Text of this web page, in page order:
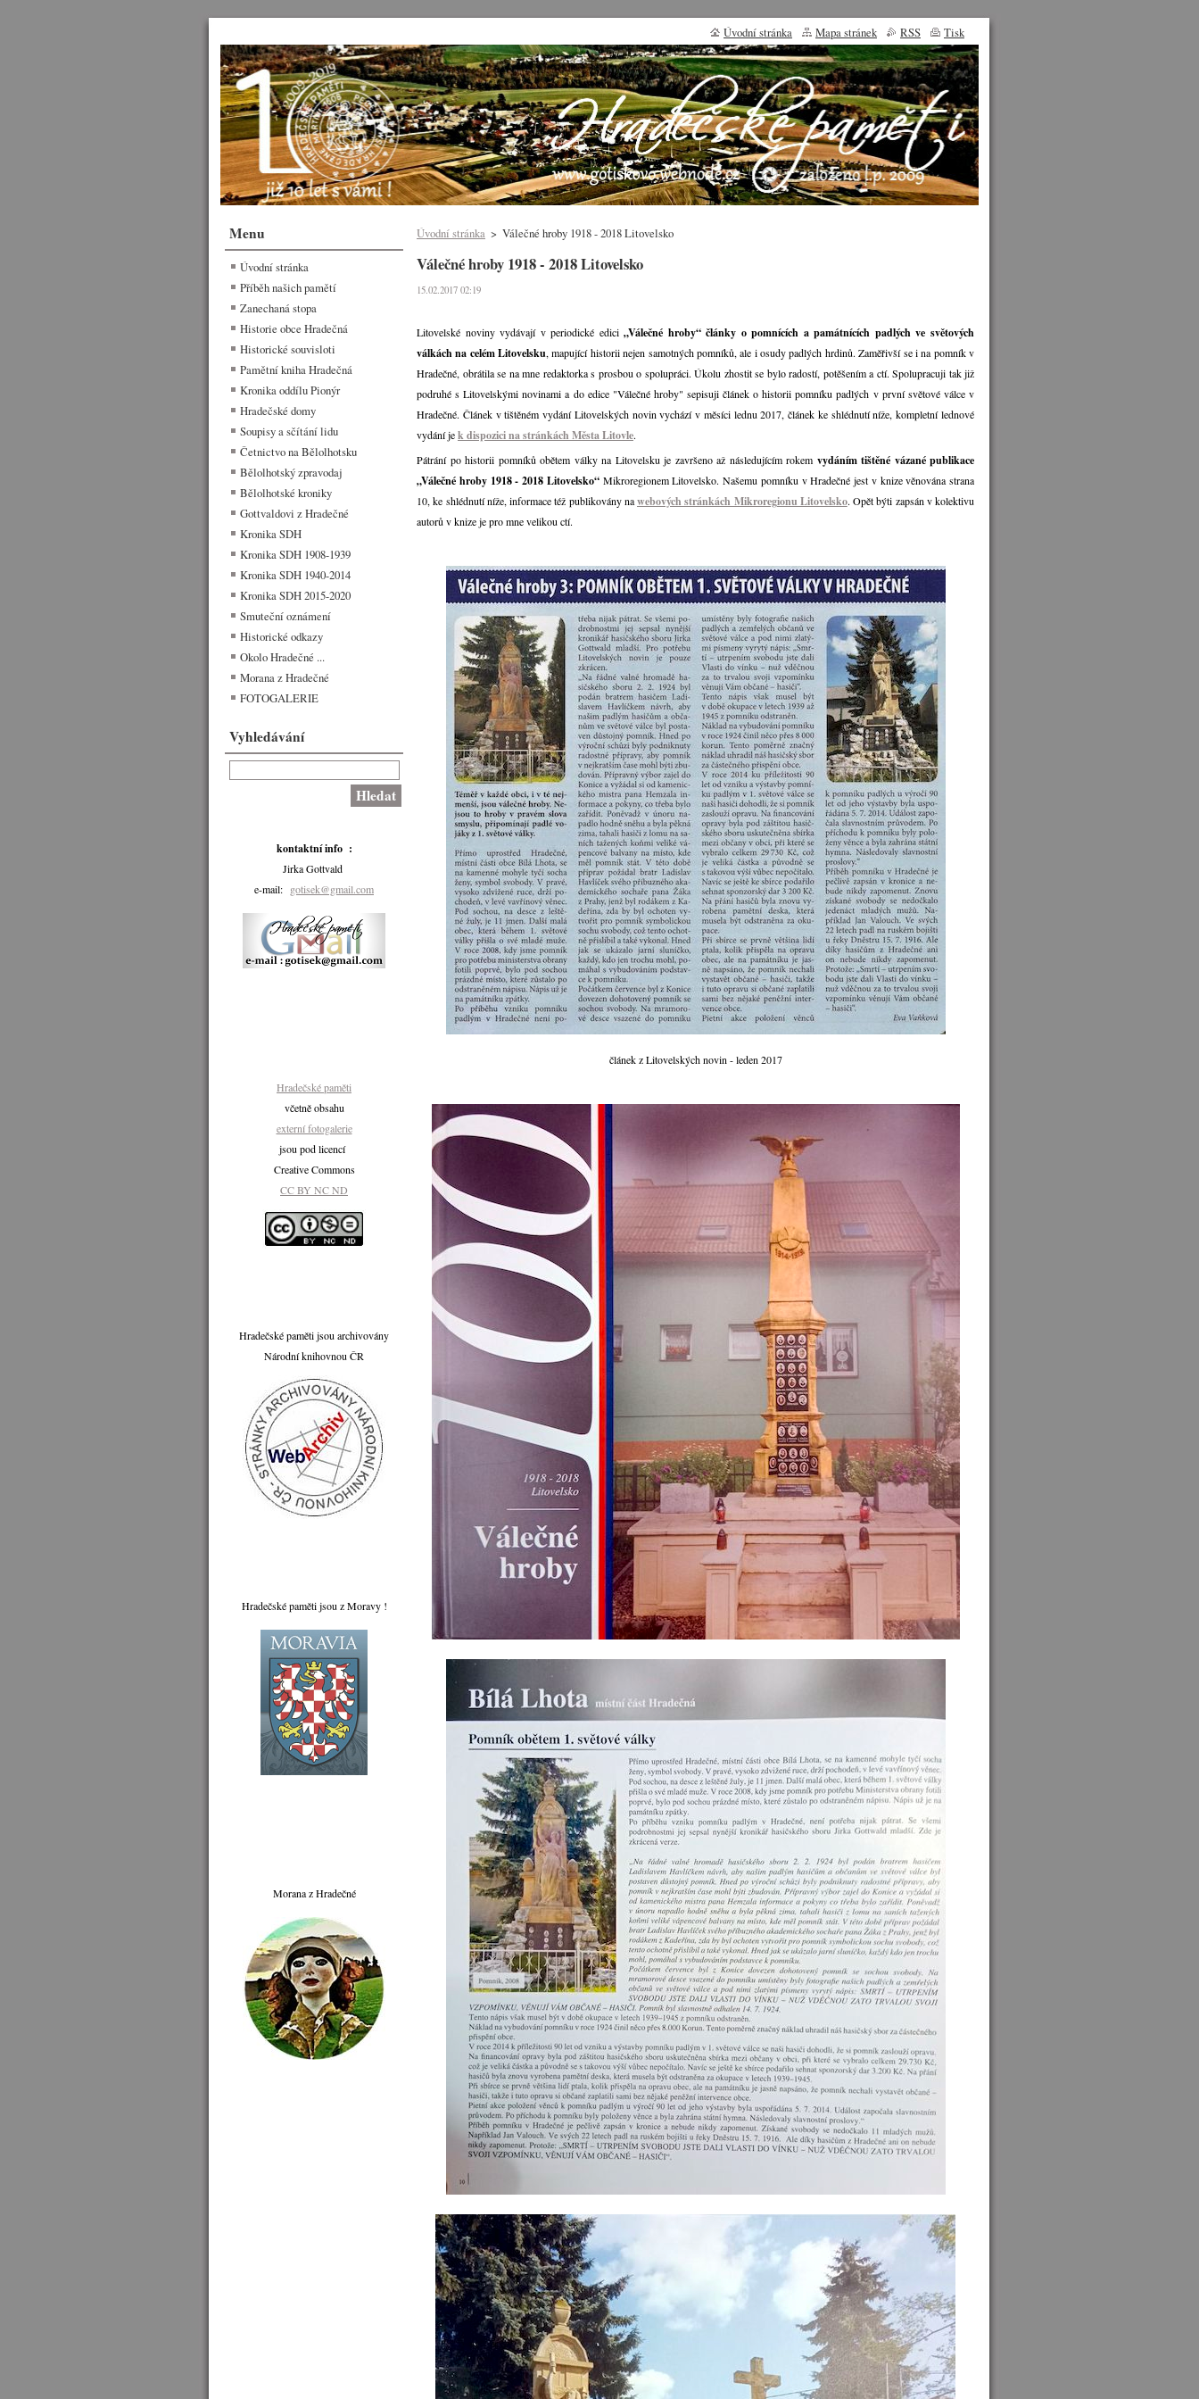
Úvodní stránka > Válečné hroby 1918 - 2018 Litovelsko
Válečné hroby 1918 - 2018 Litovelsko
15.02.2017 02:19
Litovelské noviny vydávají v periodické edici„Válečné hroby“ články o pomnících a památnících padlých ve světových
válkách na celém Litovelsku, mapující historii nejen samotných pomníků, ale i osudy padlých hrdinů. Zaměřivší se i na pomník v
Hradečné, obrátila se na mne redaktorka s prosbou o spolupráci. Úkolu zhostit se bylo radostí, potěšením a ctí. Spolupracuji tak již
podruhé s Litovelskými novinami a do edice "Válečné hroby" sepisuji článek o historii pomníku padlých v první světové válce v
Hradečné. Článek v tištěném vydání Litovelských novin vychází v měsíci lednu 2017, článek ke shlédnutí níže, kompletní lednové
vydání jek dispozici na stránkách Města Litovle.
Pátrání po historii pomníků obětem války na Litovelsku je završeno až následujícím rokem vydáním tištěné vázané publikace
„Válečné hroby 1918 - 2018 Litovelsko“Mikroregionem Litovelsko. Našemu pomníku v Hradečné jest v knize věnována strana
10, ke shlédnutí níže, informace též publikovány nawebových stránkách Mikroregionu Litovelsko. Opět býti zapsán v kolektivu
autorů v knize je pro mne velikou ctí.
článek z Litovelských novin - leden 2017
Menu
Úvodní stránka
Příběh našich pamětí
Zanechaná stopa
Historie obce Hradečná
Historické souvisloti
Pamětní kniha Hradečná
Kronika oddílu Pionýr
Hradečské domy
Soupisy a sčítání lidu
Četnictvo na Bělolhotsku
Bělolhotský zpravodaj
Bělolhotské kroniky
Gottvaldovi z Hradečné
Kronika SDH
Kronika SDH 1908-1939
Kronika SDH 1940-2014
Kronika SDH 2015-2020
Smuteční oznámení
Historické odkazy
Okolo Hradečné ...
Morana z Hradečné
FOTOGALERIE
Vyhledávání
kontaktní info :
Jirka Gottvald
e-mail: gotisek@gmail.com
Hradečské paměti
včetně obsahu
externí fotogalerie
jsou pod licencí
Creative Commons
CC BY NC ND
Hradečské paměti jsou archivovány
Národní knihovnou ČR
Hradečské paměti jsou z Moravy !
Morana z Hradečné
Úvodní stránka Mapa stránek RSS Tisk